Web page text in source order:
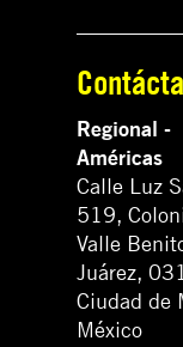
Regional -
Américas
Calle Luz
519,
Valle
Juárez,
Ciudad de
México